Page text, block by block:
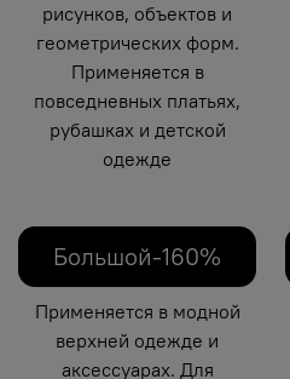
рисунков, объектов и
геометрических форм.
Применяется в
повседневных платьях,
рубашках и детской
одежде
Большой-160%
Применяется в модной
верхней одежде и
аксессуарах. Для